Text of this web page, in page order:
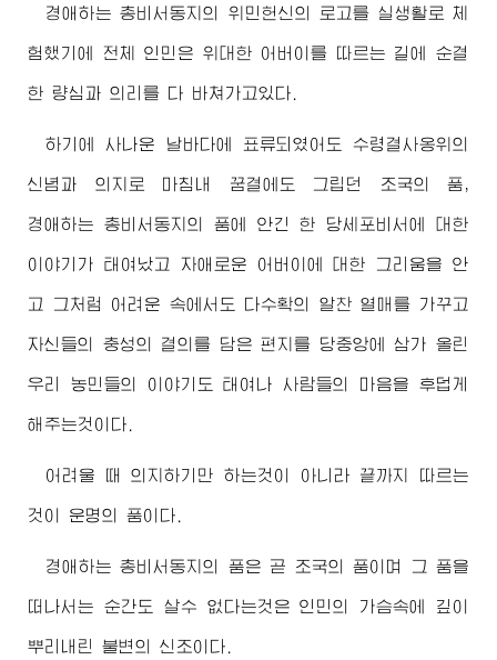
경애하는 총비서동지의 위민헌신의 로고를 실생활로 체
험했기에 전체 인민은 위대한 어버이를 따르는 길에 순결
한 량심과 의리를 다 바쳐가고있다.
하기에 사나운 날바다에 표류되였어도 수령 결사옹위의
신념과 의지로 마침내 꿈결에도 그립던 조국의 품,
경애하는 총비서동지 의 품에 안긴 한 당세포비서에 대한
이야기가 태여났고 자애로운 어버이 에 대한 그리움을 안
고 그처럼 어려운 속에서도 다수확의 알찬 열매를 가꾸고
자신들의 충성의 결의를 담은 편지를 당중앙에 삼가 올린
우리 농민들의 이야기도 태여나 사람들의 마음을 후덥게
해주는것이다.
어려울 때 의지하기만 하는것이 아니라 끝까지 따르는
것이 운명의 품이다.
경애하는 총비서동지의 품은 곧 조국의 품이며 그 품을
떠나서는 순간도 살수 없다는것은 인민의 가슴속에 깊이
뿌리내린 불변의 신조이다.